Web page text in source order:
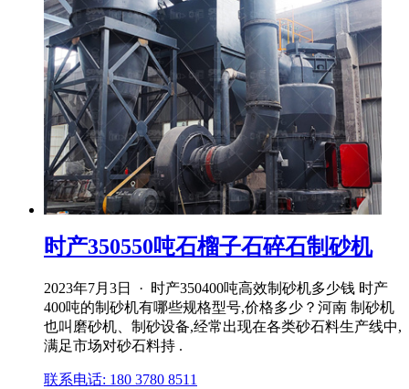
时产350550吨石榴子石碎石制砂机
2023年7月3日 · 时产350400吨高效制砂机多少钱 时产
400吨的制砂机有哪些规格型号,价格多少？河南 制砂机
也叫磨砂机、制砂设备,经常出现在各类砂石料生产线中,
满足市场对砂石料持 .
联系电话: 180 3780 8511